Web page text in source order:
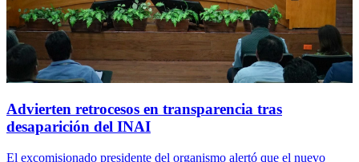
Advierten retrocesos en transparencia tras
desaparición del INAI
El excomisionado presidente del organismo alertó que el nuevo